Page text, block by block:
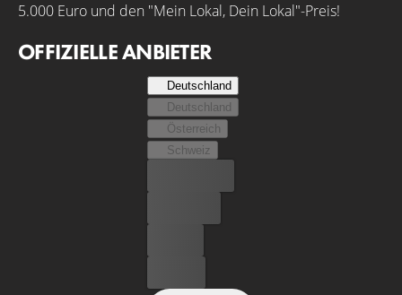
5.000 Euro und den "Mein Lokal, Dein Lokal"-Preis!
OFFIZIELLE ANBIETER
Deutschland
Deutschland
Österreich
Schweiz